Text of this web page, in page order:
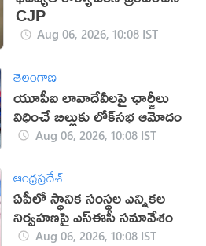
CJP
Aug 06, 2026, 10:08 IST
తెలంగాణ
యూపీఐ లావాదేవీలపై ఛార్జీలు
విధించే బిల్లుకు లోక్‌సభ ఆమోదం
Aug 06, 2026, 10:08 IST
ఆంధ్రప్రదేశ్
ఏపీలో స్థానిక సంస్థల ఎన్నికల
నిర్వహణపై ఎస్‌ఈసీ సమావేశం
Aug 06, 2026, 10:08 IST